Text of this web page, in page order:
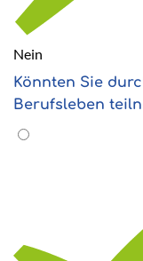
Nein
Könnten Sie
Berufsleben